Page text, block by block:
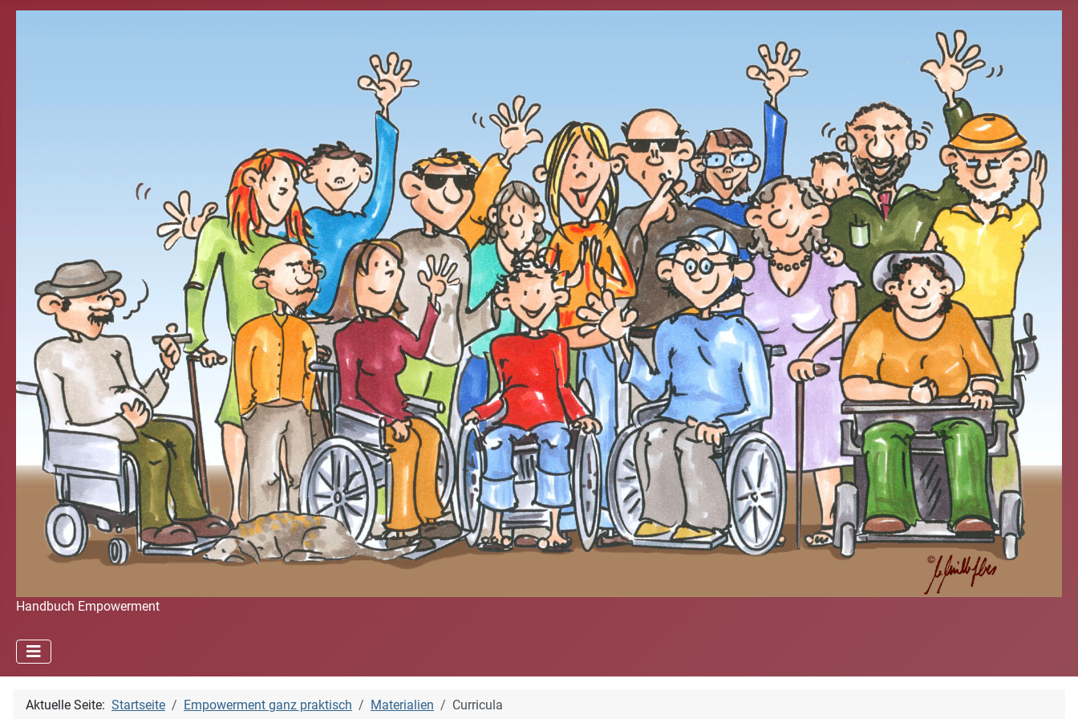
Handbuch Empowerment
Aktuelle Seite: Startseite Empowerment ganz praktisch Materialien Curricula